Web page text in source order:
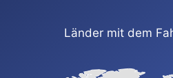
Länder mit dem